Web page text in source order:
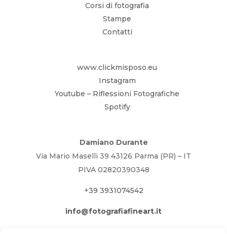
Corsi di fotografia
Stampe
Contatti
www.clickmisposo.eu
Instagram
Youtube – Riflessioni Fotografiche
Spotify
Damiano Durante
Via Mario Maselli 39 43126 Parma (PR) – IT
PIVA 02820390348
+39 3931074542
info@fotografiafineart.it